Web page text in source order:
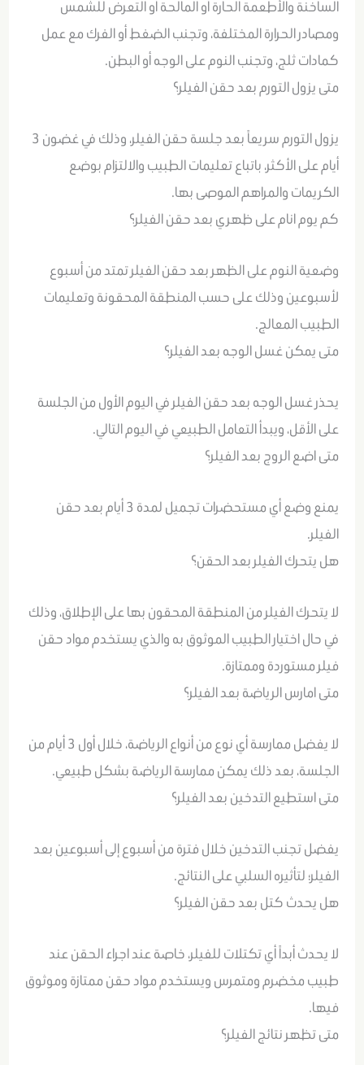
الساخنة والأطعمة الحارة أو المالحة أو التعرض للشمس
ومصادر الحرارة المختلفة، وتجنب الضغط أو الفرك مع عمل
كمادات ثلج، وتجنب النوم على الوجه أو البطن.
متى يزول التورم بعد حقن الفيلر؟
يزول التورم سريعاً بعد جلسة حقن الفيلر، وذلك في غضون 3
أيام على الأكثر، باتباع تعليمات الطبيب والالتزام بوضع
الكريمات والمراهم الموصى بها.
كم يوم انام على ظهري بعد حقن الفيلر؟
وضعية النوم على الظهر بعد حقن الفيلر تمتد من أسبوع
لأسبوعين وذلك على حسب المنطقة المحقونة وتعليمات
الطبيب المعالج.
متى يمكن غسل الوجه بعد الفيلر؟
يحذر غسل الوجه بعد حقن الفيلر في اليوم الأول من الجلسة
على الأقل، ويبدأ التعامل الطبيعي في اليوم التالي.
متى اضع الروج بعد الفيلر؟
يمنع وضع أي مستحضرات تجميل لمدة 3 أيام بعد حقن
الفيلر.
هل يتحرك الفيلر بعد الحقن؟
لا يتحرك الفيلر من المنطقة المحقون بها على الإطلاق، وذلك
في حال اختيار الطبيب الموثوق به والذي يستخدم مواد حقن
فيلر مستوردة وممتازة.
متى امارس الرياضة بعد الفيلر؟
لا يفضل ممارسة أي نوع من أنواع الرياضة، خلال أول 3 أيام من
الجلسة، بعد ذلك يمكن ممارسة الرياضة بشكل طبيعي.
متى استطيع التدخين بعد الفيلر؟
يفضل تجنب التدخين خلال فترة من أسبوع إلى أسبوعين بعد
الفيلر؛ لتأثيره السلبي على النتائج.
هل يحدث كتل بعد حقن الفيلر؟
لا يحدث أبداً أي تكتلات للفيلر، خاصة عند اجراء الحقن عند
طبيب مخضرم ومتمرس ويستخدم مواد حقن ممتازة وموثوق
فيها.
متى تظهر نتائج الفيلر؟